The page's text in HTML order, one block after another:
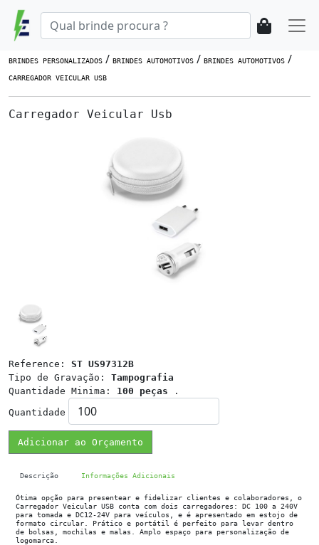
BRINDES PERSONALIZADOS / BRINDES AUTOMOTIVOS / BRINDES AUTOMOTIVOS /
CARREGADOR VEICULAR USB
Carregador Veicular Usb
Reference: ST US97312B
Tipo de Gravação: Tampografia
Quantidade Minima: 100 peças .
Quantidade
Adicionar ao Orçamento
Descrição Informações Adicionais
Ótima opção para presentear e fidelizar clientes e colaboradores, o
Carregador Veicular USB conta com dois carregadores: DC 100 a 240V
para tomada e DC12-24V para veículos, e é apresentado em estojo de
formato circular. Prático e portátil é perfeito para levar dentro
de bolsas, mochilas e malas. Amplo espaço para personalização de
logomarca.